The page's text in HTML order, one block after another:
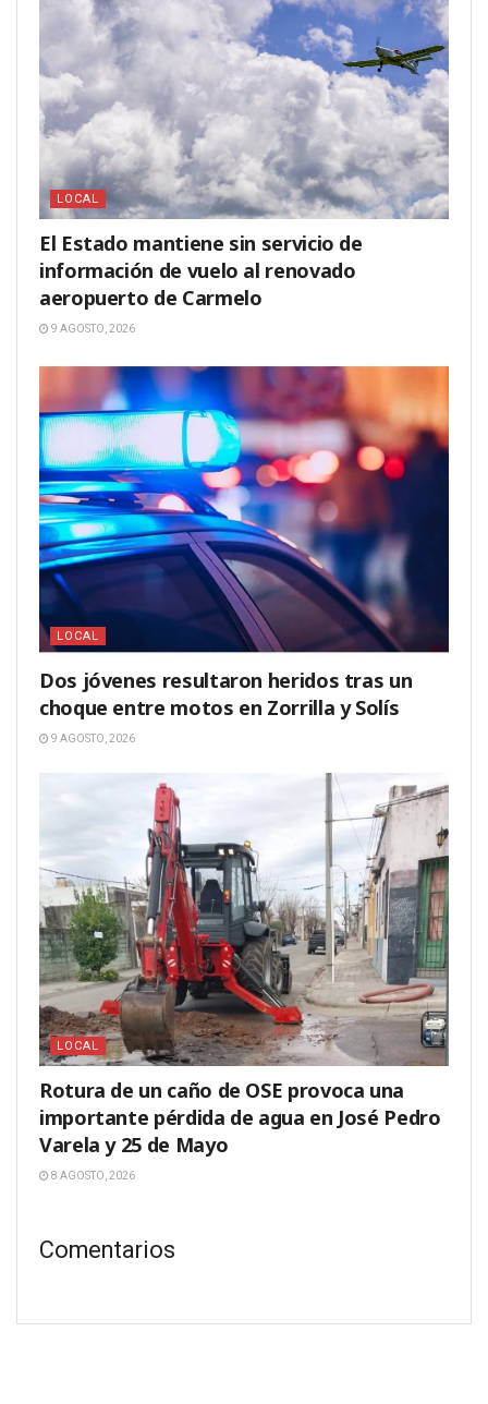
LOCAL
El Estado mantiene sin servicio de
información de vuelo al renovado
aeropuerto de Carmelo
9 AGOSTO, 2026
LOCAL
Dos jóvenes resultaron heridos tras un
choque entre motos en Zorrilla y Solís
9 AGOSTO, 2026
LOCAL
Rotura de un caño de OSE provoca una
importante pérdida de agua en José Pedro
Varela y 25 de Mayo
8 AGOSTO, 2026
Comentarios